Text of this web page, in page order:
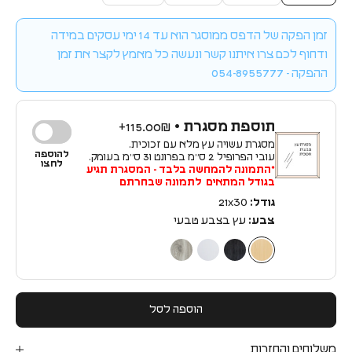
זמן הפקה של הדפס ממוסגר הוא עד 14 ימי עסקים במידה
ודחוף לכם צרו איתנו קשר ונעשה כל מאמץ לקצר את זמן
ההפקה - 054-8955777
תוספת מסגרת •115.00₪+
מסגרת עשויה עץ מלא עם זכוכית.
עובי הפרופיל 2 ס״מ בפרונט ו3 ס״מ בעומק.
*התמונה להמחשה בלבד - המסגרת תגיע
בגודל המתאים לתמונה שבחרתם
גודל: 21x30
צבע: עץ בצבע טבעי
עץ בצבע טבעי
עץ בצבע שחור
עץ בצבע לבן
עץ בצבע כסף
להוספה
לחצו
הוספה לסל
משלוחים והחזרות